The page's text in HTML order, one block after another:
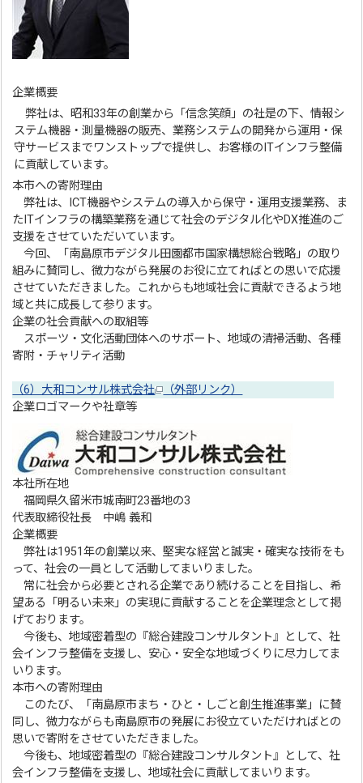
企業概要
弊社は、昭和33年の創業から「信念笑顔」の社是の下、情報シ
ステム機器・測量機器の販売、業務システムの開発から運用・保
守サービスまでワンストップで提供し、お客様のITインフラ整備
に貢献しています。
本市への寄附理由
弊社は、ICT機器やシステムの導入から保守・運用支援業務、ま
たITインフラの構築業務を通じて社会のデジタル化やDX推進のご
支援をさせていただいています。
今回、「南島原市デジタル田園都市国家構想総合戦略」の取り
組みに賛同し、微力ながら発展のお役に立てればとの思いで応援
させていただきました。これからも地域社会に貢献できるよう地
域と共に成長して参ります。
企業の社会貢献への取組等
スポーツ・文化活動団体へのサポート、地域の清掃活動、各種
寄附・チャリティ活動
（6）大和コンサル株式会社
（外部リンク）
企業ロゴマークや社章等
本社所在地
福岡県久留米市城南町23番地の3
代表取締役社長 中嶋 義和
企業概要
弊社は1951年の創業以来、堅実な経営と誠実・確実な技術をも
って、社会の一員として活動してまいりました。
常に社会から必要とされる企業であり続けることを目指し、希
望ある「明るい未来」の実現に貢献することを企業理念として掲
げております。
今後も、地域密着型の『総合建設コンサルタント』として、社
会インフラ整備を支援し、安心・安全な地域づくりに尽力してま
いります。
本市への寄附理由
このたび、「南島原市まち・ひと・しごと創生推進事業」に賛
同し、微力ながらも南島原市の発展にお役立ていただければとの
思いで寄附をさせていただきました。
今後も、地域密着型の『総合建設コンサルタント』として、社
会インフラ整備を支援し、地域社会に貢献してまいります。